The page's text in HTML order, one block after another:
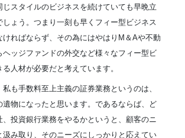
じスタイルのビジネスを続けていても早晩立
しょう。つまり一刻も早くフィー型ビジネス
ければならず、その為にはやはりM＆Aや不動
ヘッジファンドの外交など様々なフィー型ビ
人材が必要だと考えています。
も手数料至上主義の証券業務というのは、
遺物になったと思います。であるならば、ど
、投資銀行業務をやるかというと、顧客のニ
汲み取り、そのニーズにしっかりと応えてい